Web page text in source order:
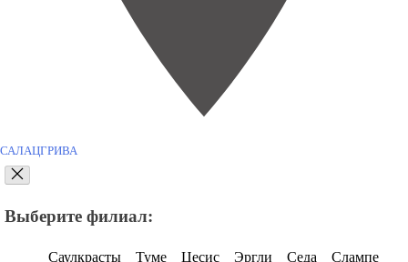
САЛАЦГРИВА
Выберите филиал:
Саулкрасты Туме Цесис Эргли Седа
Слампе